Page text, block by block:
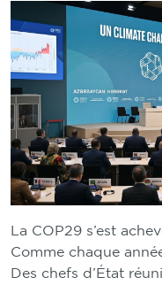
La COP29 s’est
Comme chaque
Des chefs d’État